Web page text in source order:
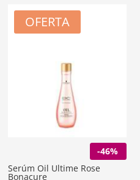
OFERTA
-46%
Serúm Oil Ultime Rose
Bonacure